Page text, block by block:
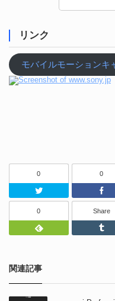
リンク
モバイルモーションキ
0 0
0 Share
関連記事